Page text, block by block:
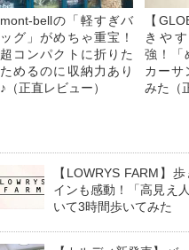
mont-bellの「軽すぎバ
ッグ」がめちゃ重宝！
超コンパクトに折りた
ためるのに収納力あり
♪（正直レビュー）
【
きや
強！「
カーサ
みた（
【LOWRYS FARM】
インも感動！「高見え
いて3時間歩いてみた